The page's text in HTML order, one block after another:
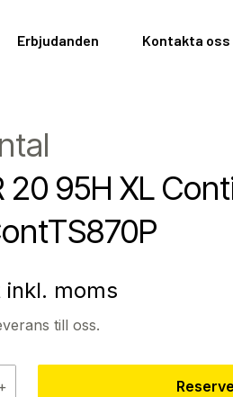
Erbjudanden Kontakta oss
20 95H XL
inkl. moms
till oss.